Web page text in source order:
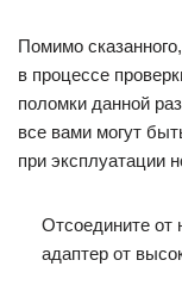
Помимо
в процессе
поломки данной
все вами могут
при эксплуатации
Отсоедините от
адаптер от